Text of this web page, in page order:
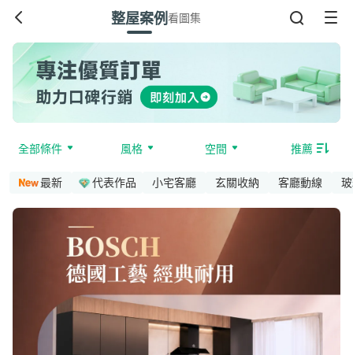
整屋案例看圖集
全部條件 風格 空間 推薦
最新 代表作品 小宅客廳 玄關收納 客廳動線